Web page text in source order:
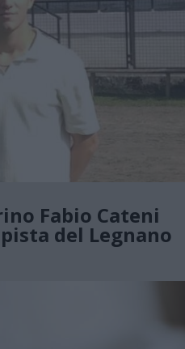
Fabio Cateni
del Legnano